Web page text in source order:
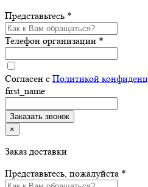
Представьтесь *
Телефон организации *
Согласен с Политикой
first_name
×
Заказ доставки
Представьтесь, пожалуйста *